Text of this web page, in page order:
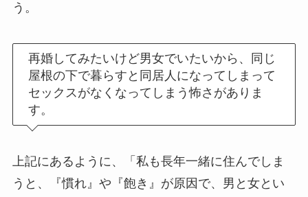
う。
再婚してみたいけど男女でいたいから、同じ
屋根の下で暮らすと同居人になってしまって
セックスがなくなってしまう怖さがありま
す。
上記にあるように、「私も長年一緒に住んでしま
うと、『慣れ』や『飽き』が原因で、男と女とい